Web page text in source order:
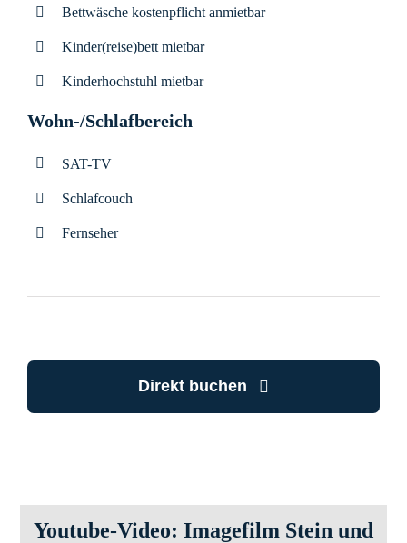
Bettwäsche kostenpflicht anmietbar
Kinder(reise)bett mietbar
Kinderhochstuhl mietbar
Wohn-/Schlafbereich
SAT-TV
Schlafcouch
Fernseher
Direkt buchen
Youtube-Video: Imagefilm Stein und